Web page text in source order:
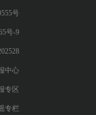
号
号-9
中心
专区
专栏